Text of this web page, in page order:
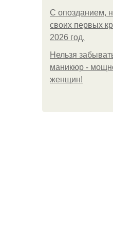
С опозданием,
своих первых
2026 год.
Нельзя
маникюр -
женщин!